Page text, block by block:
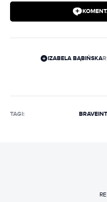
IZABELA BĄBIŃSKA
TAGI: BRAVE